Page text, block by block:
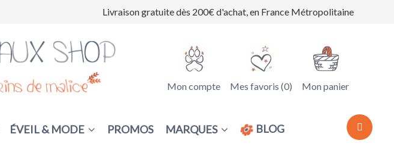
Livraison gratuite dès 200€ d'achat, en France Métropolitaine
Mon compte Mes favoris (0) Mon panier
ÉVEIL & MODE PROMOS MARQUES BLOG